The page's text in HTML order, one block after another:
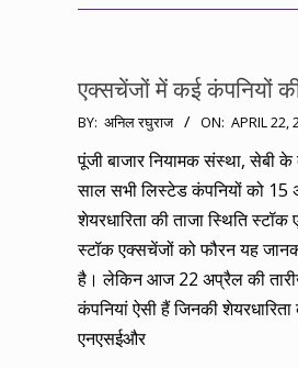
एक्सचेंजों में कई कंपनियों
2010-
04-
22
BY: अनिल रघुराज ON: APRIL 22,
पूंजी बाजार नियामक संस्था, सेबी
साल सभी लिस्टेड कंपनियों को 15
शेयरधारिता की ताजा स्थिति
स्टॉक एक्सचेंजों को फौरन यह
है। लेकिन आज 22 अप्रैल की
कंपनियां ऐसी हैं जिनकी
एनएसईऔर